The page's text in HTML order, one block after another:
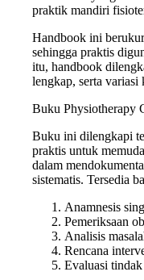
praktik mandiri
Handbook ini
sehingga praktis
itu, handbook
lengkap, serta variasi
Buku Physiotherapy
Buku ini dilengkapi
praktis untuk
dalam
sistematis. Tersedia
Anamnesis
Pemeriksaan
Analisis
Rencana
Evaluasi